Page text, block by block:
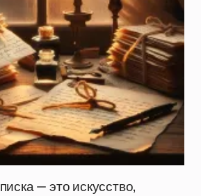
— это искусство,